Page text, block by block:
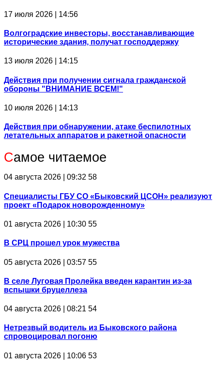
17 июля 2026 | 14:56
Волгоградские инвесторы, восстанавливающие
исторические здания, получат господдержку
13 июля 2026 | 14:15
Действия при получении сигнала гражданской
обороны "ВНИМАНИЕ ВСЕМ!"
10 июля 2026 | 14:13
Действия при обнаружении, атаке беспилотных
летательных аппаратов и ракетной опасности
Самое читаемое
04 августа 2026 | 09:32 58
Специалисты ГБУ СО «Быковский ЦСОН» реализуют
проект «Подарок новорожденному»
01 августа 2026 | 10:30 55
В СРЦ прошел урок мужества
05 августа 2026 | 03:57 55
В селе Луговая Пролейка введен карантин из-за
вспышки бруцеллеза
04 августа 2026 | 08:21 54
Нетрезвый водитель из Быковского района
спровоцировал погоню
01 августа 2026 | 10:06 53